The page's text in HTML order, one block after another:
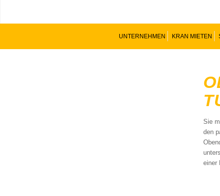
UNTERNEHMEN KRAN MIETEN
Sie
den
einer